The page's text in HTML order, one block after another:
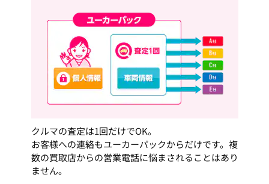
クルマの査定は1回だけでOK。
お客様への連絡もユーカーパックからだけです。複
数の買取店からの営業電話に悩まされることはあり
ません。